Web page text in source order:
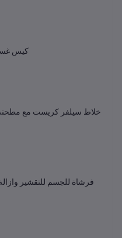
• كيس
• فرشاة للجسم للتقشير